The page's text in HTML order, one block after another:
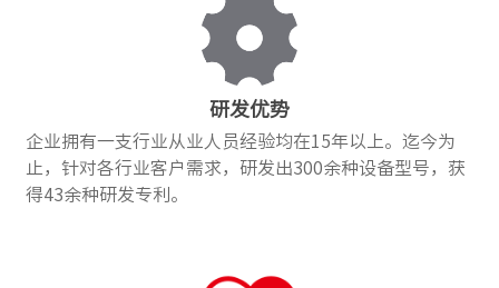
研发优势
企业拥有一支行业从业人员经验均在15年以上。迄今为
止，针对各行业客户需求，研发出300余种设备型号，获
得43余种研发专利。